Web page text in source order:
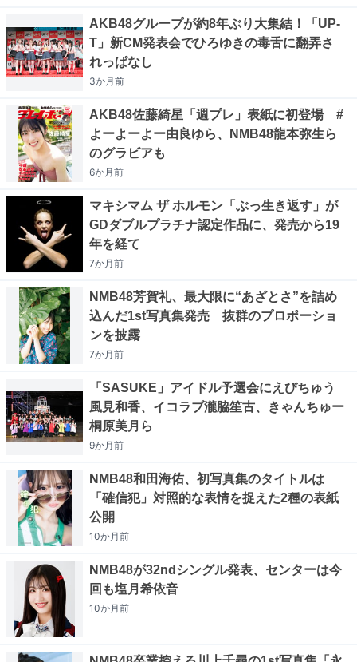
AKB48グループが約8年ぶり大集結！「UP-
T」新CM発表会でひろゆきの毒舌に翻弄さ
れっぱなし
3か月前
AKB48佐藤綺星「週プレ」表紙に初登場 #
よーよーよー由良ゆら、NMB48龍本弥生ら
のグラビアも
6か月前
マキシマム ザ ホルモン「ぶっ生き返す」が
GDダブルプラチナ認定作品に、発売から19
年を経て
7か月前
NMB48芳賀礼、最大限に“あざとさ”を詰め
込んだ1st写真集発売 抜群のプロポーショ
ンを披露
7か月前
「SASUKE」アイドル予選会にえびちゅう
風見和香、イコラブ瀧脇笙古、きゃんちゅー
桐原美月ら
9か月前
NMB48和田海佑、初写真集のタイトルは
「確信犯」対照的な表情を捉えた2種の表紙
公開
10か月前
NMB48が32ndシングル発表、センターは今
回も塩月希依音
10か月前